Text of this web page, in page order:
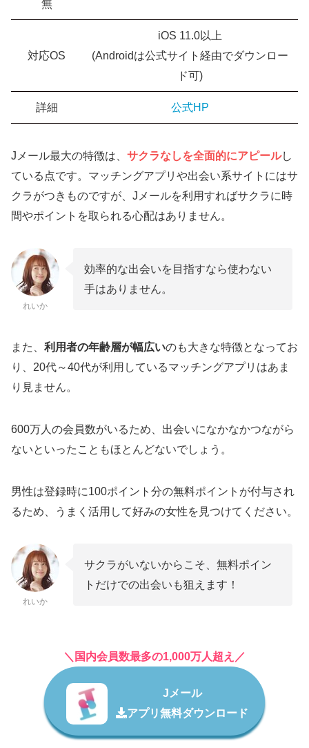
無
対応OS
iOS 11.0以上
(Androidは公式サイト経由でダウンロー
ド可)
詳細 公式HP
Jメール最大の特徴は、 サクラなしを全面的にアピールし
ている点です。マッチングアプリや出会い系サイトにはサ
クラがつきものですが、Jメールを利用すればサクラに時
間やポイントを取られる心配はありません。
れいか
効率的な出会いを目指すなら使わない
手はありません。
また、 利用者の年齢層が幅広いのも大きな特徴となってお
り、20代～40代が利用しているマッチングアプリはあま
り見ません。
600万人の会員数がいるため、出会いになかなかつながら
ないといったこともほとんどないでしょう。
男性は登録時に100ポイント分の無料ポイントが付与され
るため、うまく活用して好みの女性を見つけてください。
れいか
サクラがいないからこそ、無料ポイン
トだけでの出会いも狙えます！
＼国内会員数最多の1,000万人超え／
Jメール
アプリ無料ダウンロード